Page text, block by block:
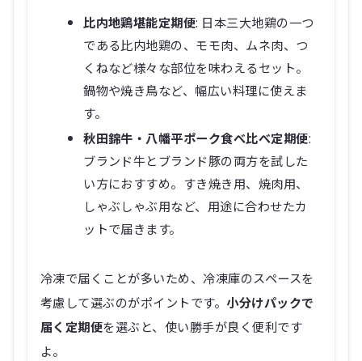
比内地鶏堪能定期便: 日本三大地鶏の一つ
である比内地鶏の、モモ肉、ムネ肉、つ
くねなど様々な部位を味わえるセット。
鍋物や焼き鳥など、幅広い料理に使えま
す。
秋田錦牛・八幡平ポーク食べ比べ定期便:
ブランド牛とブランド豚の両方を試した
い方におすすめ。すき焼き用、焼肉用、
しゃぶしゃぶ用など、用途に合わせたカ
ットで届きます。
冷凍で届くことが多いため、冷凍庫のスペースを
考慮して選ぶのがポイントです。 小分けパックで
届く定期便を選ぶと、使い勝手が良く便利です
よ。